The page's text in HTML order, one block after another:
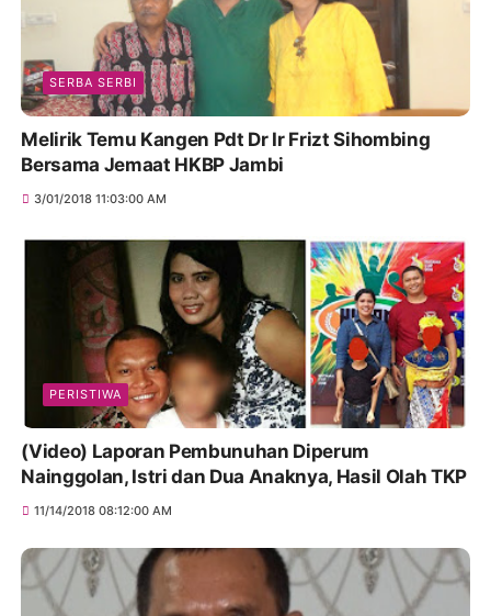
SERBA SERBI
Melirik Temu Kangen Pdt Dr Ir Frizt Sihombing
Bersama Jemaat HKBP Jambi
3/01/2018 11:03:00 AM
PERISTIWA
(Video) Laporan Pembunuhan Diperum
Nainggolan, Istri dan Dua Anaknya, Hasil Olah TKP
11/14/2018 08:12:00 AM